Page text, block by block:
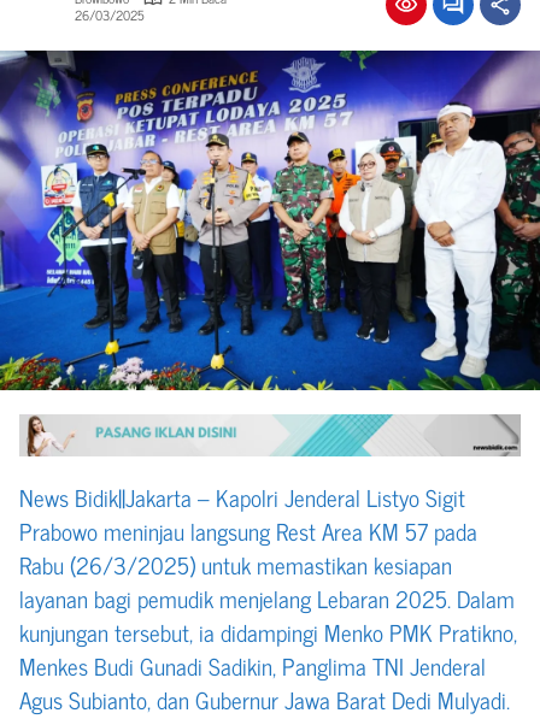
26/03/2025
News Bidik||Jakarta – Kapolri Jenderal Listyo Sigit
Prabowo meninjau langsung Rest Area KM 57 pada
Rabu (26/3/2025) untuk memastikan kesiapan
layanan bagi pemudik menjelang Lebaran 2025. Dalam
kunjungan tersebut, ia didampingi Menko PMK Pratikno,
Menkes Budi Gunadi Sadikin, Panglima TNI Jenderal
Agus Subianto, dan Gubernur Jawa Barat Dedi Mulyadi.